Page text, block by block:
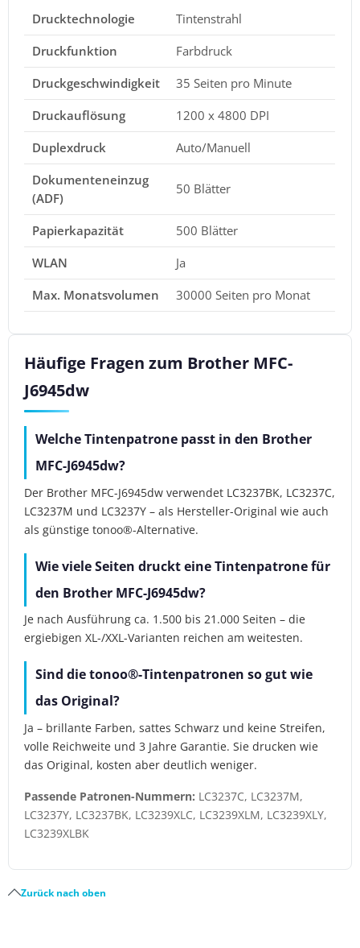
Drucktechnologie
Tintenstrahl
Druckfunktion
Farbdruck
Druckgeschwindigkeit
35 Seiten pro Minute
Druckauflösung
1200 x 4800 DPI
Duplexdruck
Auto/Manuell
Dokumenteneinzug
(ADF)
50 Blätter
Papierkapazität
500 Blätter
WLAN
Ja
Max. Monatsvolumen
30000 Seiten pro Monat
Häufige Fragen zum Brother MFC-
J6945dw
Welche Tintenpatrone passt in den Brother
MFC-J6945dw?
Der Brother MFC-J6945dw verwendet LC3237BK, LC3237C,
LC3237M und LC3237Y – als Hersteller-Original wie auch
als günstige tonoo®-Alternative.
Wie viele Seiten druckt eine Tintenpatrone für
den Brother MFC-J6945dw?
Je nach Ausführung ca. 1.500 bis 21.000 Seiten – die
ergiebigen XL-/XXL-Varianten reichen am weitesten.
Sind die tonoo®-Tintenpatronen so gut wie
das Original?
Ja – brillante Farben, sattes Schwarz und keine Streifen,
volle Reichweite und 3 Jahre Garantie. Sie drucken wie
das Original, kosten aber deutlich weniger.
Passende Patronen-Nummern: LC3237C, LC3237M,
LC3237Y, LC3237BK, LC3239XLC, LC3239XLM, LC3239XLY,
LC3239XLBK
Zurück nach oben